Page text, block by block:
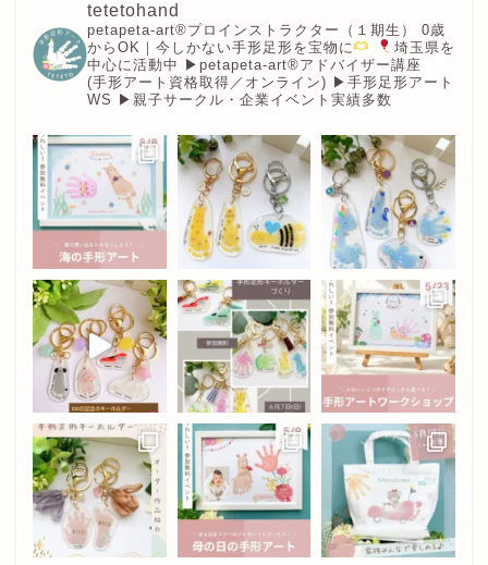
tetetohand
petapeta-art®︎プロインストラクター（１期生）
0歳
からOK｜今しかない手形足形を宝物に
埼玉県を
中心に活動中 ▶︎petapeta-art®アドバイザー講座
(手形アート資格取得／オンライン) ▶︎手形足形アート
WS ▶︎親子サークル・企業イベント実績多数